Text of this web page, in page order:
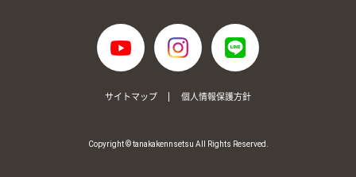
サイトマップ 個人情報保護方針
Copyright © tanakakennsetsu All Rights Reserved.